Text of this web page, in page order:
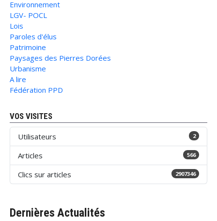
Environnement
LGV- POCL
Lois
Paroles d'élus
Patrimoine
Paysages des Pierres Dorées
Urbanisme
A lire
Fédération PPD
VOS VISITES
Utilisateurs 2
Articles 566
Clics sur articles 2907346
Dernières Actualités